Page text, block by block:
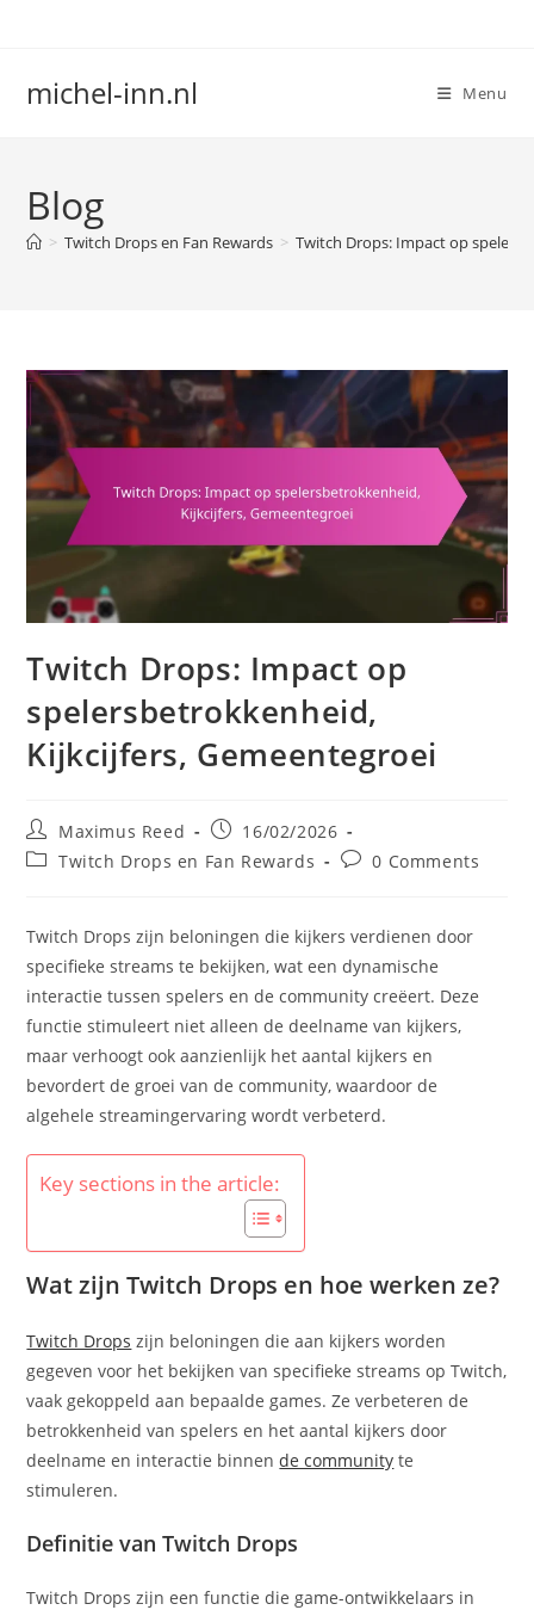
michel-inn.nl Menu
Blog
> Twitch Drops en Fan Rewards > Twitch Drops: Impact op
Twitch Drops: Impact op
spelersbetrokkenheid,
Kijkcijfers, Gemeentegroei
Post
author:
Maximus Reed
Post
published:
16/02/2026
PostTwitch Drops en Fan Rewards
Post0 Comments
Twitch Drops zijn beloningen die kijkers verdienen door
specifieke streams te bekijken, wat een dynamische
interactie tussen spelers en de community creëert. Deze
functie stimuleert niet alleen de deelname van kijkers,
maar verhoogt ook aanzienlijk het aantal kijkers en
bevordert de groei van de community, waardoor de
algehele streamingervaring wordt verbeterd.
Key sections in the article:
Wat zijn Twitch Drops en hoe werken ze?
Twitch Drops zijn beloningen die aan kijkers worden
gegeven voor het bekijken van specifieke streams op Twitch,
vaak gekoppeld aan bepaalde games. Ze verbeteren de
betrokkenheid van spelers en het aantal kijkers door
deelname en interactie binnende community te
stimuleren.
Definitie van Twitch Drops
Twitch Drops zijn een functie die game-ontwikkelaars in